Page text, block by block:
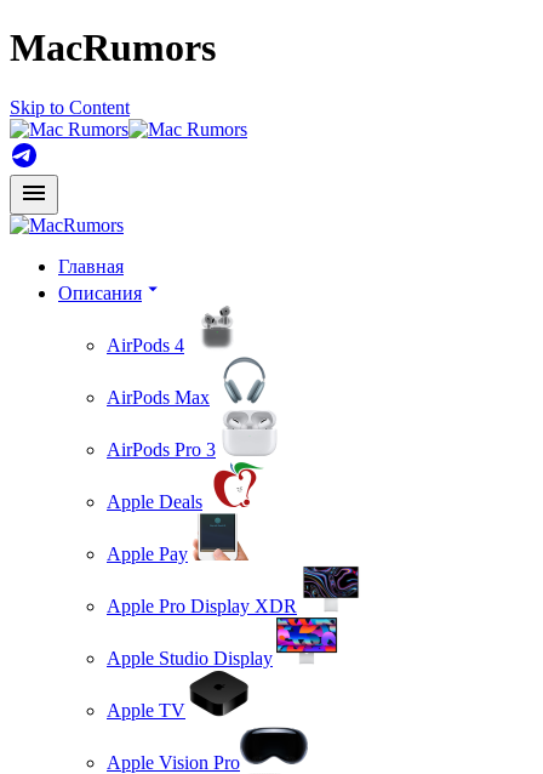
MacRumors
Skip to Content
Главная
Описания
AirPods 4
AirPods Max
AirPods Pro 3
Apple Deals
Apple Pay
Apple Pro Display XDR
Apple Studio Display
Apple TV
Apple Vision Pro